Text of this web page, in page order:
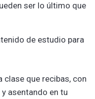
ser lo último que
de estudio para
clase que recibas, con
asentando en tu